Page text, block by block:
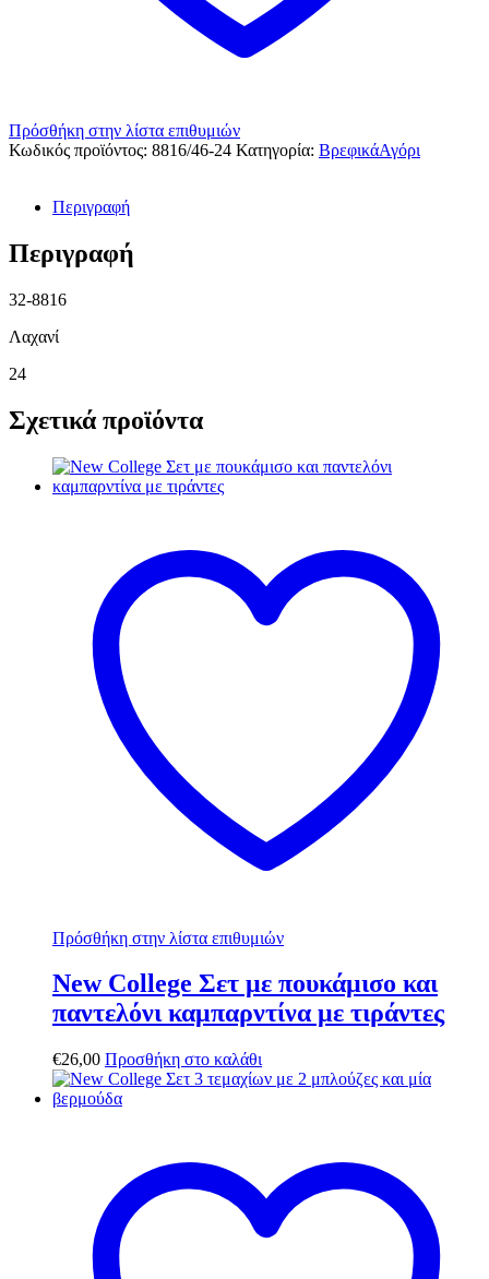
Πρόσθήκη στην λίστα επιθυμιών
Κωδικός προϊόντος: 8816/46-24 Κατηγορία: ΒρεφικάΑγόρι
Περιγραφή
Περιγραφή
32-8816
Λαχανί
24
Σχετικά προϊόντα
Πρόσθήκη στην λίστα επιθυμιών
New College Σετ με πουκάμισο και
παντελόνι καμπαρντίνα με τιράντες
€26,00 Προσθήκη στο καλάθι